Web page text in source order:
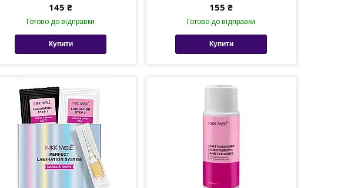
145 ₴
Готово до відправки
Купити
155 ₴
Готово до відправки
Купити